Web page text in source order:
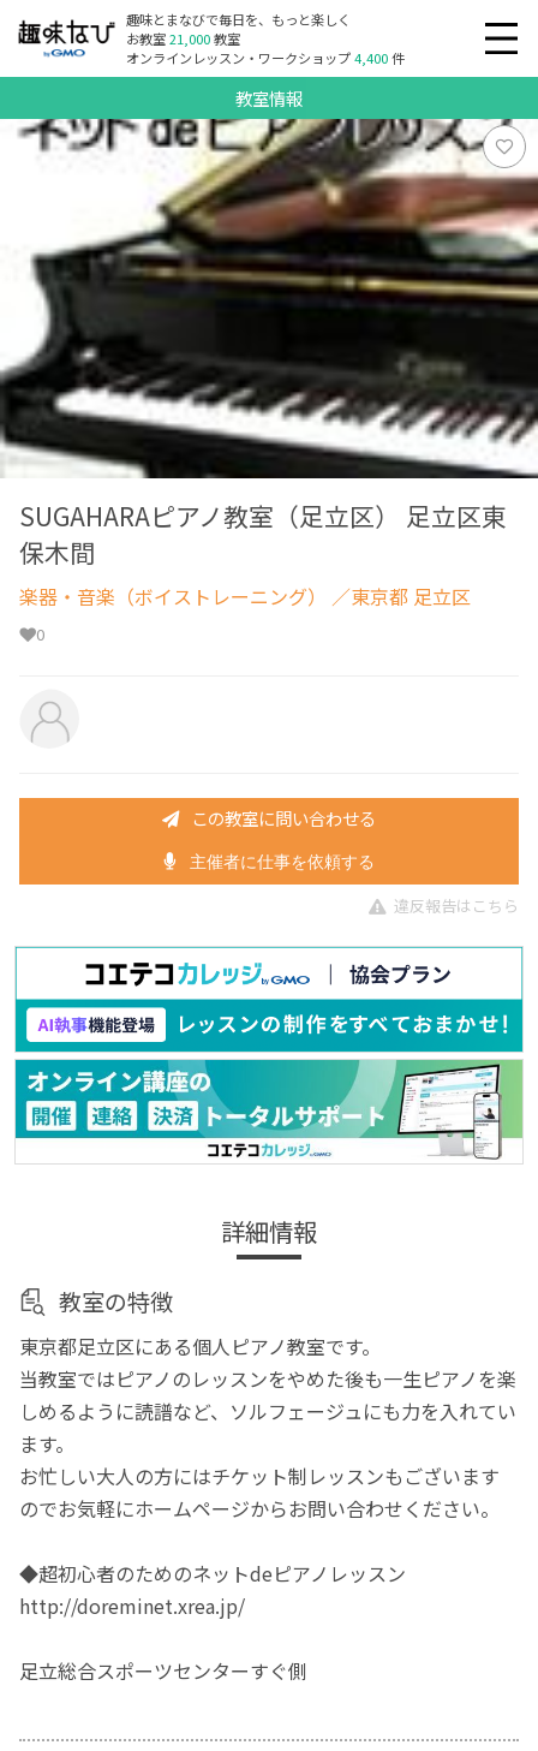
趣味とまなびで毎日を、もっと楽しく
お教室21,000教室
オンラインレッスン・ワークショップ4,400件
教室情報
SUGAHARAピアノ教室（足立区） 足立区東
保木間
楽器・音楽（ボイストレーニング） ／東京都 足立区
0
この教室に問い合わせる
主催者に仕事を依頼する
違反報告はこちら
詳細情報
教室の特徴
東京都足立区にある個人ピアノ教室です。
当教室ではピアノのレッスンをやめた後も一生ピアノを楽
しめるように読譜など、ソルフェージュにも力を入れてい
ます。
お忙しい大人の方にはチケット制レッスンもございます
のでお気軽にホームページからお問い合わせください。
◆超初心者のためのネットdeピアノレッスン
http://doreminet.xrea.jp/
足立総合スポーツセンターすぐ側